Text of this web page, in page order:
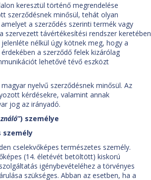
keresztül történő megrendelése
szerződésnek minősül, tehát olyan
a szerződés szerinti termék vagy
szervezett távértékesítési rendszer keretében
nélkül úgy kötnek meg, hogy a
a szerződő felek kizárólag
lehetővé tévő eszközt
nyelvű szerződésnek minősül. Az
kérdésekre, valamint annak
jog az irányadó.
”) személye
cselekvőképes természetes személy.
(14. életévét betöltött) kiskorú
igénybevételéhez a törvényes
szükséges. Abban az esetben, ha a